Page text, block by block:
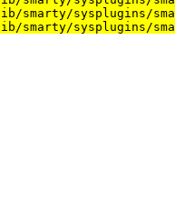
smarty/sysplugins/
smarty/sysplugins/